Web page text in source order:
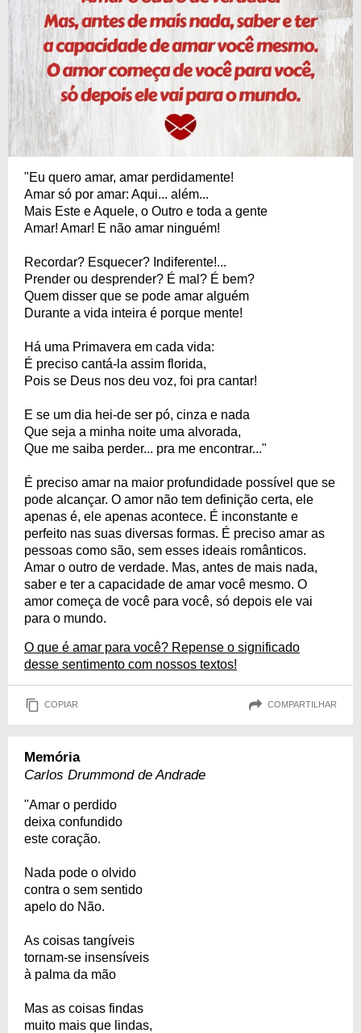
"Eu quero amar, amar perdidamente!
Amar só por amar: Aqui... além...
Mais Este e Aquele, o Outro e toda a gente
Amar! Amar! E não amar ninguém!
Recordar? Esquecer? Indiferente!...
Prender ou desprender? É mal? É bem?
Quem disser que se pode amar alguém
Durante a vida inteira é porque mente!
Há uma Primavera em cada vida:
É preciso cantá-la assim florida,
Pois se Deus nos deu voz, foi pra cantar!
E se um dia hei-de ser pó, cinza e nada
Que seja a minha noite uma alvorada,
Que me saiba perder... pra me encontrar..."
É preciso amar na maior profundidade possível que se
pode alcançar. O amor não tem definição certa, ele
apenas é, ele apenas acontece. É inconstante e
perfeito nas suas diversas formas. É preciso amar as
pessoas como são, sem esses ideais românticos.
Amar o outro de verdade. Mas, antes de mais nada,
saber e ter a capacidade de amar você mesmo. O
amor começa de você para você, só depois ele vai
para o mundo.
O que é amar para você? Repense o significado
desse sentimento com nossos textos!
COPIAR COMPARTILHAR
Memória
Carlos Drummond de Andrade
"Amar o perdido
deixa confundido
este coração.
Nada pode o olvido
contra o sem sentido
apelo do Não.
As coisas tangíveis
tornam-se insensíveis
à palma da mão
Mas as coisas findas
muito mais que lindas,